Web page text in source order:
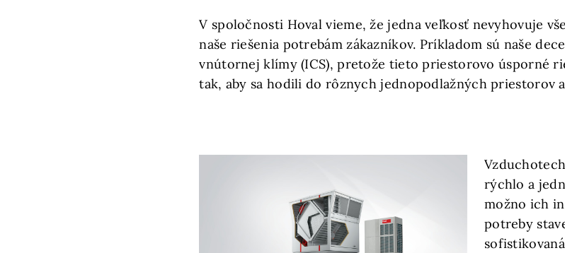
V spoločnosti Hoval vieme, že jedna veľkosť nevyhovuje
naše riešenia potrebám zákazníkov. Príkladom sú naše
vnútornej klímy (ICS), pretože tieto priestorovo úsporné
tak, aby sa hodili do rôznych jednopodlažných priestorov
rýchlo a
možno ich
potreby